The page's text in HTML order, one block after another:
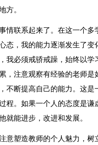
方。
情联系起来了。在这一个多
态，我的能力逐渐发生了变
我必须戒骄戒躁，始终以学
，注意观察有经验的老师是
不断提高自己的能力。这是
程。如果一个人的态度是谦
就能进步，改进和发展。
意塑造教师的个人魅力，树